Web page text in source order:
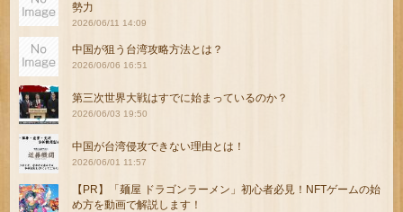
勢力
2026/06/11 14:09
中国が狙う台湾攻略方法とは？
2026/06/06 16:51
第三次世界大戦はすでに始まっているのか？
2026/06/03 19:50
中国が台湾侵攻できない理由とは！
2026/06/01 11:57
【PR】「麺屋 ドラゴンラーメン」初心者必見！NFTゲームの始
め方を動画で解説します！